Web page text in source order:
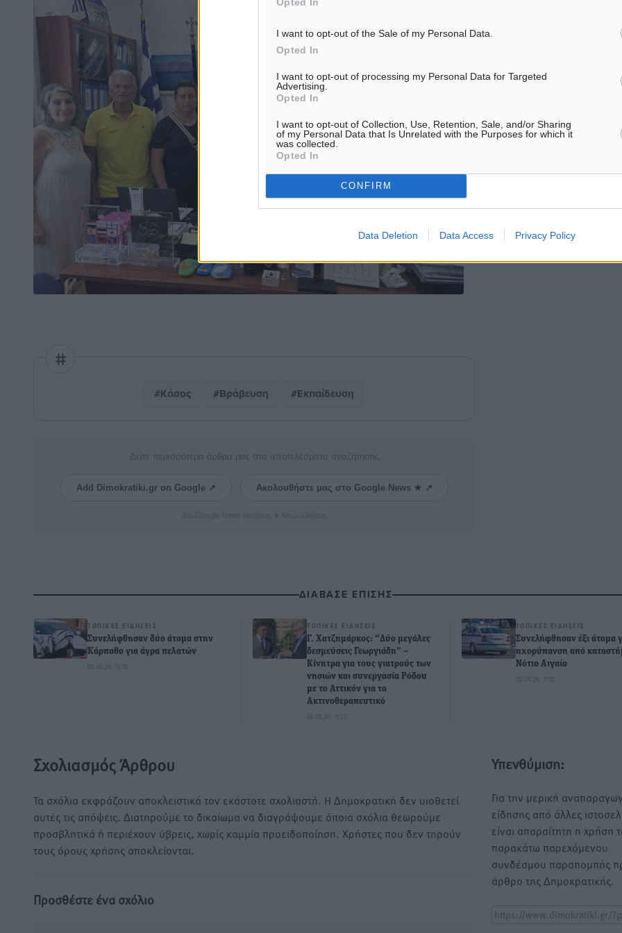
I want to opt-out of the Sale of my Personal Data.
Opted In
I want to opt-out of processing my Personal Data for Targeted
Advertising.
Opted In
I want to opt-out of Collection, Use, Retention, Sale, and/or Sharing
of my Personal Data that Is Unrelated with the Purposes for which it
was collected.
Opted In
CONFIRM
Data Deletion Data Access Privacy Policy
#Κάσος #Βράβευση #Εκπαίδευση
Δείτε περισσότερα άρθρα μας στα αποτελέσματα αναζήτησης
Add Dimokratiki.gr on Google ↗ Ακολουθήστε μας στο Google News ★ ↗
ΔΙΑΒΑΣΕ ΕΠΙΣΗΣ
ΤΟΠΙΚΈΣ ΕΙΔΉΣΕΙΣ
Συνελήφθησαν δύο άτομα στην
Κάρπαθο για άγρα πελατών
08.08.26 · 12:15
ΤΟΠΙΚΈΣ ΕΙΔΉΣΕΙΣ
Γ. Χατζημάρκος: “Δύο μεγάλες
δεσμεύσεις Γεωργιάδη” –
Κίνητρα για τους γιατρούς των
νησιών και συνεργασία Ρόδου
με το Αττικόν για το
Ακτινοθεραπευτικό
08.08.26 · 11:27
ΤΟΠΙΚΈΣ ΕΙΔΉΣΕΙΣ
Συνελήφθησαν έξι άτομα
ηχορύπανση από
Νότιο Αιγαίο
08.08.26 · 11:15
Σχολιασμός Άρθρου
Τα σχόλια εκφράζουν αποκλειστικά τον εκάστοτε σχολιαστή. Η Δημοκρατική δεν υιοθετεί
αυτές τις απόψεις. Διατηρούμε το δικαίωμα να διαγράψουμε όποια σχόλια θεωρούμε
προσβλητικά ή περιέχουν ύβρεις, χωρίς καμμία προειδοποίηση. Χρήστες που δεν τηρούν
τους όρους χρήσης αποκλείονται.
Προσθέστε ένα σχόλιο
Υπενθύμιση:
Για την μερική
είδησης από άλλες
είναι απαραίτητη η χρήση
παρακάτω παρεχόμενου
συνδέσμου παραπομπής
άρθρο της Δημοκρατικής.